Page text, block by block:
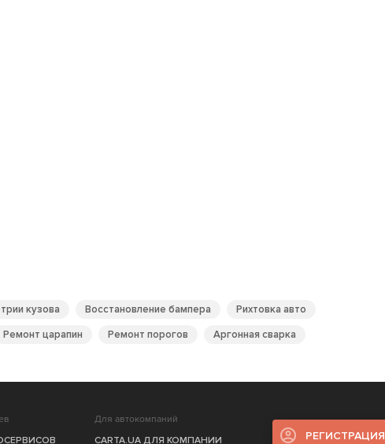
кузова Восстановление бампера
Рихтовка авто
Ремонт царапин Ремонт порогов Аргонная сварка
Для автокомпаний
CARTA.UA ДЛЯ КОМПАНИИ
РЕГИСТРАЦИЯ